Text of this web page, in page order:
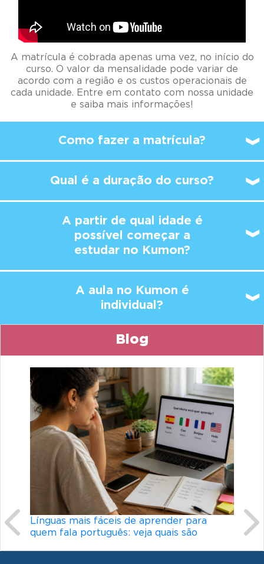
A matrícula é cobrada apenas uma vez, no início do
curso. O valor da mensalidade pode variar de
acordo com a região e os custos operacionais de
cada unidade. Entre em contato com nossa unidade
e saiba mais informações!
Como fazer a matrícula?
Qual é a duração do curso?
A partir de qual idade é
possível começar a
estudar no Kumon?
A aula no Kumon é
individual?
Blog
Línguas mais fáceis de aprender para
quem fala português: veja quais são
Conheça
didático do